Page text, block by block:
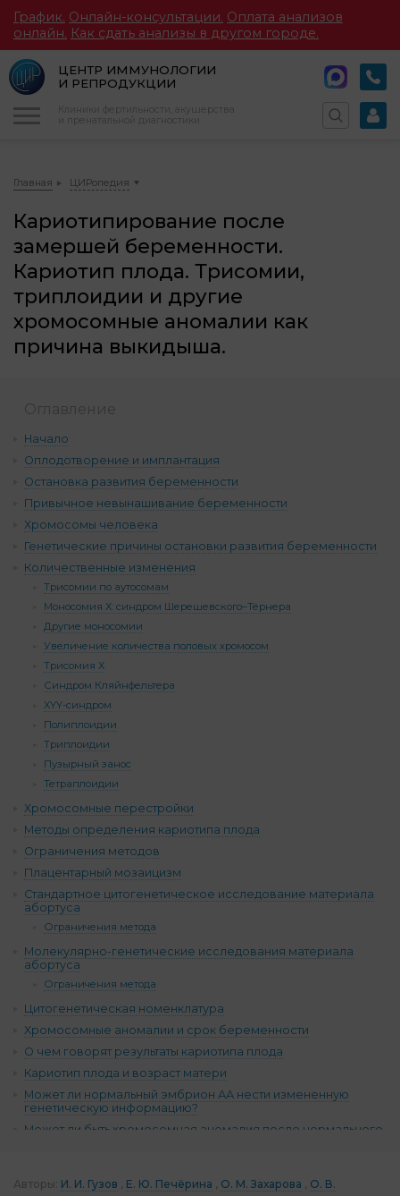
График. Онлайн-консультации. Оплата анализов
онлайн. Как сдать анализы в другом городе.
ЦЕНТР ИММУНОЛОГИИ
И РЕПРОДУКЦИИ
Клиники фертильности, акушерства
и пренатальной диагностики
Главная ЦИРопедия
Кариотипирование после
замершей беременности.
Кариотип плода. Трисомии,
триплоидии и другие
хромосомные аномалии как
причина выкидыша.
Оглавление
Начало
Оплодотворение и имплантация
Остановка развития беременности
Привычное невынашивание беременности
Хромосомы человека
Генетические причины остановки развития беременности
Количественные изменения
Трисомии по аутосомам
Моносомия Х: синдром Шерешевского–Тёрнера
Другие моносомии
Увеличение количества половых хромосом
Трисомия Х
Синдром Кляйнфельтера
XYY-синдром
Полиплоидии
Триплоидии
Пузырный занос
Тетраплоидии
Хромосомные перестройки
Методы определения кариотипа плода
Ограничения методов
Плацентарный мозаицизм
Стандартное цитогенетическое исследование материала
абортуса
Ограничения метода
Молекулярно-генетические исследования материала
абортуса
Ограничения метода
Цитогенетическая номенклатура
Хромосомные аномалии и срок беременности
О чем говорят результаты кариотипа плода
Кариотип плода и возраст матери
Может ли нормальный эмбрион АА нести измененную
генетическую информацию?
Может ли быть хромосомная аномалия после нормального
шанс!»
Авторы: И. И. Гузов Е. Ю. Печёрина О. М. Захарова
О. В.